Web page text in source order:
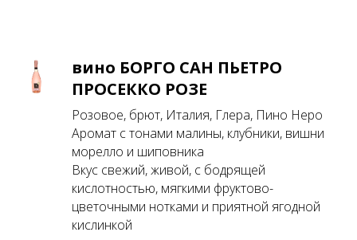
вино БОРГО САН ПЬЕТРО
ПРОСЕККО РОЗЕ
Розовое, брют, Италия, Глера, Пино Неро
Аромат с тонами малины, клубники, вишни
морелло и шиповника
Вкус свежий, живой, с бодрящей
кислотностью, мягкими фруктово-
цветочными нотками и приятной ягодной
кислинкой